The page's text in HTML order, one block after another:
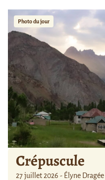
Photo du jour
Crépuscule
27 juillet 2026 - Élyne Dragée